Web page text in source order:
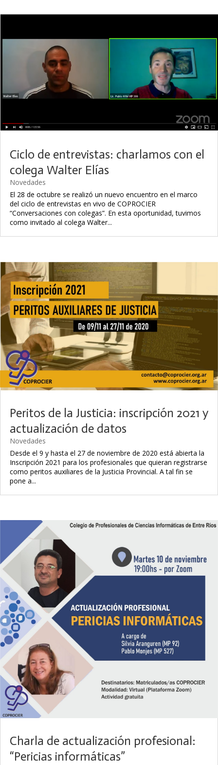
Ciclo de entrevistas: charlamos con el
colega Walter Elías
Novedades
El 28 de octubre se realizó un nuevo encuentro en el marco
del ciclo de entrevistas en vivo de COPROCIER
“Conversaciones con colegas”. En esta oportunidad, tuvimos
como invitado al colega Walter...
Peritos de la Justicia: inscripción 2021 y
actualización de datos
Novedades
Desde el 9 y hasta el 27 de noviembre de 2020 está abierta la
Inscripción 2021 para los profesionales que quieran registrarse
como peritos auxiliares de la Justicia Provincial. A tal fin se
pone a...
Charla de actualización profesional:
“Pericias informáticas”